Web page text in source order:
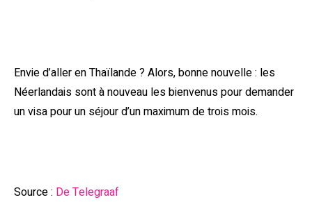
Envie d’aller en Thaïlande ? Alors, bonne nouvelle : les
Néerlandais sont à nouveau les bienvenus pour demander
un visa pour un séjour d’un maximum de trois mois.
Source : De Telegraaf